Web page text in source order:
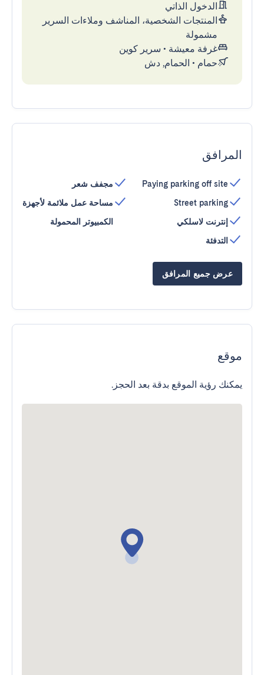
الدخول الذاتي
المنتجات الشخصية، المناشف وملاءات السرير
مشمولة
غرفة معيشة • سرير كوين
حمام • الحمام, دش
المرافق
Paying parking off site
Street parking
إنترنت لاسلكي
التدفئة
مجفف شعر
مساحة عمل ملائمة لأجهزة
الكمبيوتر المحمولة
عرض جميع المرافق
موقع
يمكنك رؤية الموقع بدقة بعد الحجز.